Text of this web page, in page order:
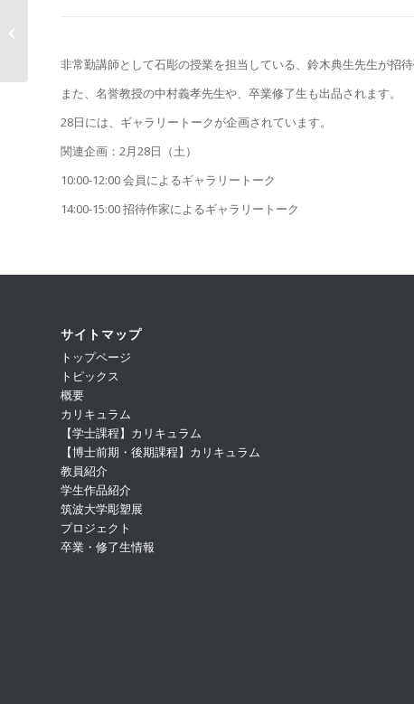
非常勤講師として石彫の授業を担当している、鈴木典生先生が招待
また、名誉教授の中村義孝先生や、卒業修了生も出品されます。
28日には、ギャラリートークが企画されています。
関連企画：2月28日（土）
10:00-12:00 会員によるギャラリートーク
14:00-15:00 招待作家によるギャラリートーク
サイトマップ
トップページ
トピックス
概要
カリキュラム
【学士課程】カリキュラム
【博士前期・後期課程】カリキュラム
教員紹介
学生作品紹介
筑波大学彫塑展
プロジェクト
卒業・修了生情報